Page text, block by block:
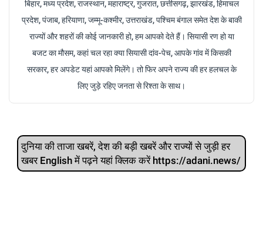
बिहार, मध्य प्रदेश, राजस्थान, महाराष्ट्र, गुजरात, छत्तीसगढ़, झारखंड, हिमाचल
प्रदेश, पंजाब, हरियाणा, जम्मू-कश्मीर, उत्तराखंड, पश्चिम बंगाल समेत देश के बाकी
राज्यों और शहरों की कोई जानकारी हो, हम आपको देते हैं। सियासी रण हो या
बजट का मौसम, कहां चल रहा क्या सियासी दांव-पेच, आपके गांव में किसकी
सरकार, हर अपडेट यहां आपको मिलेंगे। तो फिर अपने राज्य की हर हलचल के
लिए जुड़े रहिए जनता से रिश्ता के साथ।
दुनिया की ताजा खबरें, देश की बड़ी खबरें और राज्‍यों से जुड़ी हर
खबर English में पढ़ने यहां क्लिक करें https://adani.news/